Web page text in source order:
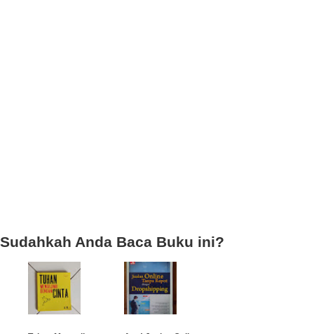
Sudahkah Anda Baca Buku ini?